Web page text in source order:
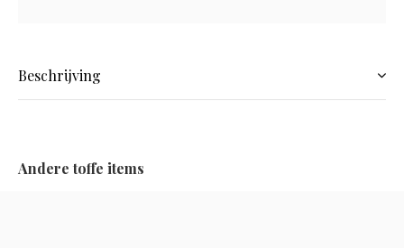
Beschrijving
Andere toffe items